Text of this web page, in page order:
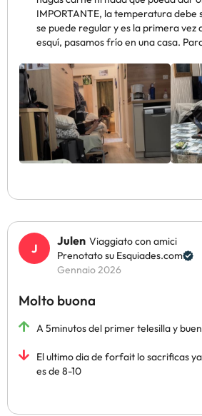
IMPORTANTE, la temperatura
se puede regular y es la primera vez
esquí, pasamos frío en una casa.
Julen Viaggiato con amici
Prenotato su Esquiades.com
Gennaio 2026
Molto buona
A 5minutos del primer telesilla y
El ultimo dia de forfait lo sacrificas
es de 8-10